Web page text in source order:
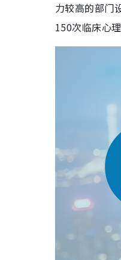
力较高的部门
150次临床心